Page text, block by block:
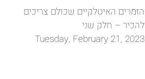
הזמרים האיטלקיים שכולם צריכים
להכיר – חלק שני
Tuesday, February 21, 2023